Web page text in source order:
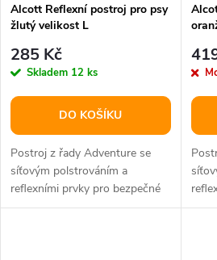
Alcott Reflexní postroj pro psy
žlutý velikost L
285 Kč
Skladem 12 ks
DO KOŠÍKU
Postroj z řady Adventure se
síťovým polstrováním a
reflexními prvky pro bezpečné
užívání.